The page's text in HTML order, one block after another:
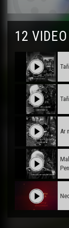
12 VIDEO
Ar